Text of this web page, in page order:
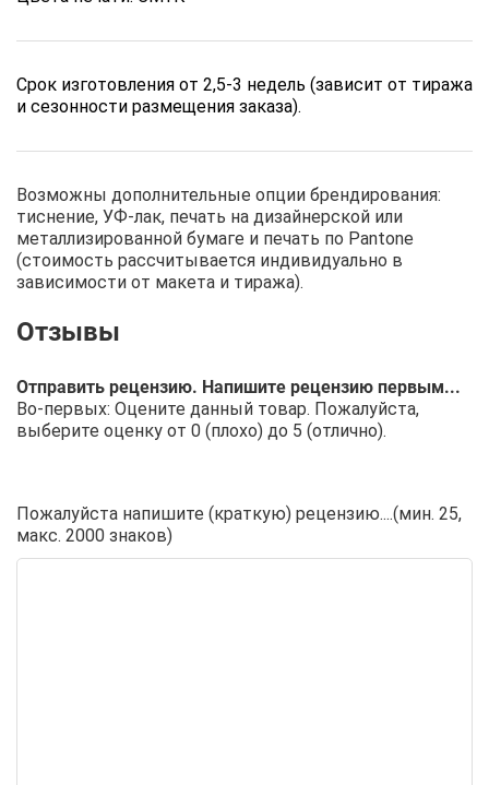
Срок изготовления от 2,5-3 недель (зависит от тиража
и сезонности размещения заказа).
Возможны дополнительные опции брендирования:
тиснение, УФ-лак, печать на дизайнерской или
металлизированной бумаге и печать по Pantone
(стоимость рассчитывается индивидуально в
зависимости от макета и тиража).
Отправить рецензию. Напишите рецензию первым...
Во-первых: Оцените данный товар. Пожалуйста,
выберите оценку от 0 (плохо) до 5 (отлично).
Пожалуйста напишите (краткую) рецензию....(мин. 25,
макс. 2000 знаков)